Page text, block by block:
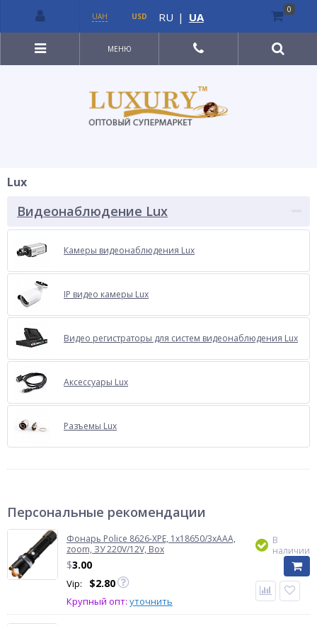
МЕНЮ
Lux
Видеонаблюдение Lux
Камеры видеонаблюдения Lux
IP видео камеры Lux
Видео регистраторы для систем видеонаблюдения Lux
Аксессуары Lux
Разъемы Lux
Персональные рекомендации
Фонарь Police 8626-XPE, 1х18650/3xAAA,
zoom, ЗУ 220V/12V, Box
$3.00
Vip: $2.80
Крупный опт: уточнить
В
наличии
UAH USD RU | UA
0